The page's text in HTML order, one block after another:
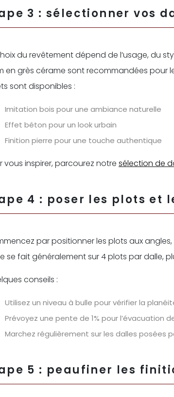
3 : sélectionner vos
du revêtement dépend de l’usage, du
en grès cérame sont recommandées pour
sont disponibles :
Imitation bois pour une ambiance naturelle
Effet béton pour un look urbain
Finition pierre pour une touche authentique
vous inspirer, parcourez notre sélection de
4 : poser les plots et
par positionner les plots aux
se fait généralement sur 4 plots par dalle,
conseils :
Utilisez un niveau à bulle pour vérifier la
Prévoyez une pente de 1% pour l’évacuation
Marchez régulièrement sur les dalles posées
5 : peaufiner les